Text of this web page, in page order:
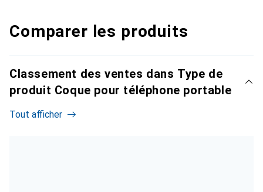
Comparer les produits
Classement des ventes dans Type de
produit Coque pour téléphone portable
Tout afficher